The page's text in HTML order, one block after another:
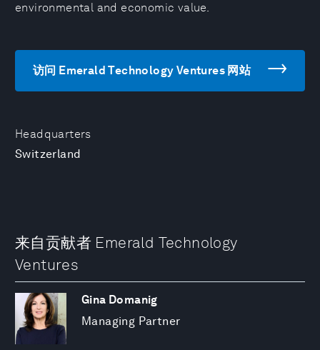
Headquarters
Switzerland
environmental and economic value.
访问 Emerald Technology Ventures 网站
来自贡献者 Emerald Technology
Ventures
Gina Domanig
Managing Partner